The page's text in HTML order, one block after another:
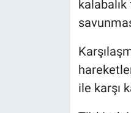
ile karşı